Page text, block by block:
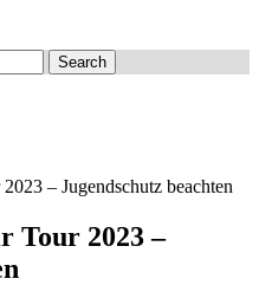
Search
– Jugendschutz beachten
Tour 2023 –